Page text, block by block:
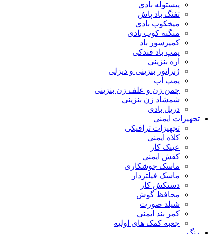
پیستوله بادی
تفنگ باد پاش
میخکوب بادی
منگنه کوب بادی
کمپرسور باد
پمپ باد فندکی
اره بنزینی
ژنراتور بنزینی و دیزلی
پمپ آب
چمن زن و علف زن بنزینی
شمشاد زن بنزینی
دریل بادی
تجهیزات ایمنی
تجهیزات ترافیکی
کلاه ایمنی
عینک کار
کفش ایمنی
ماسک جوشکاری
ماسک فیلتردار
دستکش کار
محافظ گوش
شیلد صورت
کمر بند ایمنی
جعبه کمک های اولیه